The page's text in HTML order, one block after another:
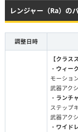
レンジャー（Ra）の
調整日時
【クラス
・ ウィー
モーショ
武器アク
・ ランチ
ステップ
武器アク
・ ワイド